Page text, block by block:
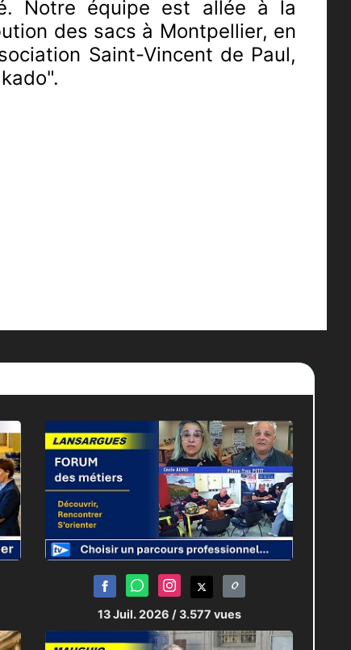
Notre équipe est allée à la
des sacs à Montpellier, en
Saint-Vincent de Paul,
13 Juil. 2026 / 3.577 vues